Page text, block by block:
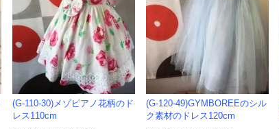
(G-110-30)メゾピアノ花柄のド
レス110cm
(G-120-49)GYMBOREEのシル
ク素材のドレス120cm